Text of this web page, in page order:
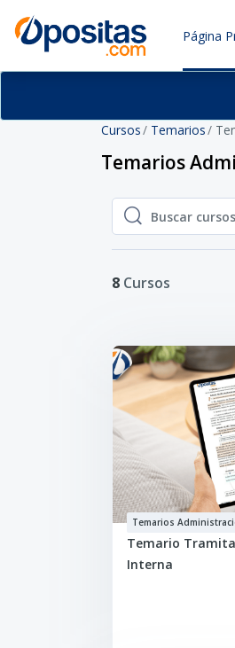
Página
Cursos Temarios
Temarios
Buscar cursos
Buscar cursos
8 Cursos
Temarios
Temario
Interna